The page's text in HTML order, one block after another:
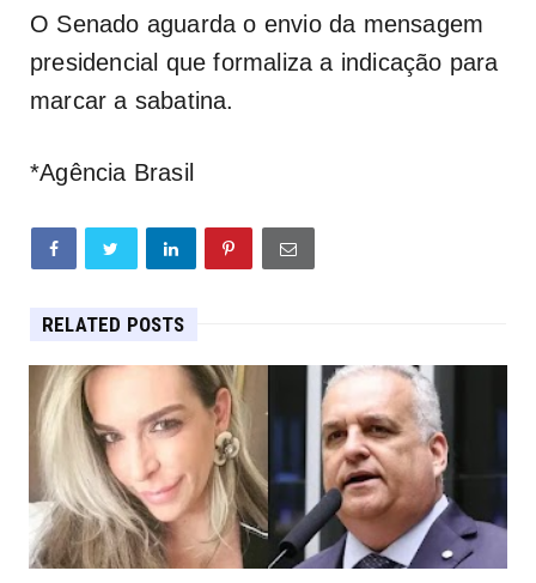
O Senado aguarda o envio da mensagem
presidencial que formaliza a indicação para
marcar a sabatina.
*Agência Brasil
RELATED POSTS